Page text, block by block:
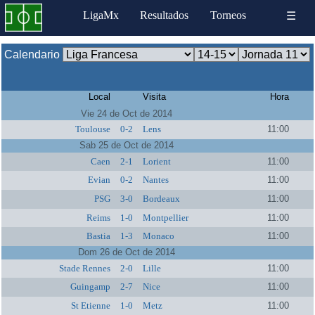
LigaMx Resultados Torneos ☰
Calendario
Local Visita
Hora
Vie 24 de Oct de 2014
Toulouse
0-2 Lens
11:00
Sab 25 de Oct de 2014
Caen
2-1 Lorient
11:00
Evian
0-2 Nantes
11:00
PSG
3-0 Bordeaux
11:00
Reims
1-0 Montpellier
11:00
Bastia
1-3 Monaco
11:00
Dom 26 de Oct de 2014
Stade Rennes
2-0 Lille
11:00
Guingamp
2-7 Nice
11:00
St Etienne
1-0 Metz
11:00